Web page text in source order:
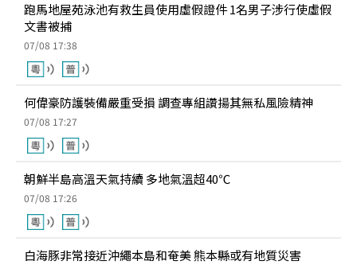
跑馬地屋苑泳池有救生員使用虛假證件 1名男子涉行使虛假
文書被捕
07/08 17:38
何偉豪防護裝備嚴重受損 調查專組讚揚其無私風險精神
07/08 17:27
朝鮮半島高溫天氣持續 多地氣溫超40℃
07/08 17:26
白海豚非常接近沖繩本島和奄美 熊本縣或有地質災害